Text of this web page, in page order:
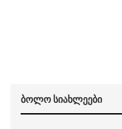
ბოლო სიახლეები